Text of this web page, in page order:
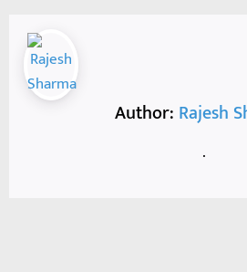
Author: Rajesh
.